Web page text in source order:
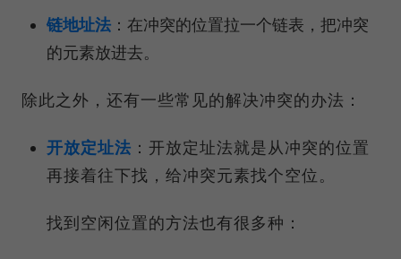
链地址法 ：在冲突的位置拉一个链表，把冲突
的元素放进去。
除此之外，还有一些常见的解决冲突的办法：
开放定址法 ：开放定址法就是从冲突的位置
再接着往下找，给冲突元素找个空位。
找到空闲位置的方法也有很多种：